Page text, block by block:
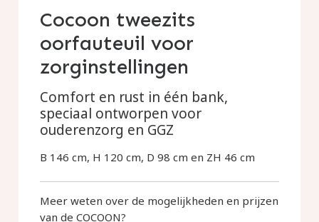
Cocoon tweezits
oorfauteuil voor
zorginstellingen
Comfort en rust in één bank,
speciaal ontworpen voor
ouderenzorg en GGZ
B 146 cm, H 120 cm, D 98 cm en ZH 46 cm
Meer weten over de mogelijkheden en prijzen
van de COCOON?